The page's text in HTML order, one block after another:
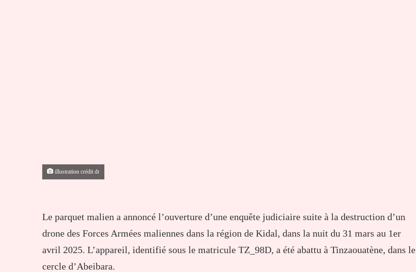
illustration crédit dr
Le parquet malien a annoncé l’ouverture d’une enquête judiciaire suite à la destruction d’un
drone des Forces Armées maliennes dans la région de Kidal, dans la nuit du 31 mars au 1er
avril 2025. L’appareil, identifié sous le matricule TZ_98D, a été abattu à Tinzaouatène, dans le
cercle d’Abeibara.